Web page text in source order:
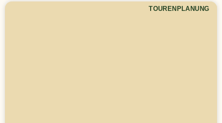
TOURENPLANUNG